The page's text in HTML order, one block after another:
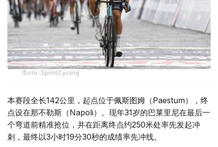
Фото: SprintCycling
本赛段全长142公里，起点位于佩斯图姆（Paestum），终
点设在那不勒斯（Napoli）。现年31岁的巴莱里尼在最后一
个弯道前精准抢位，并在距离终点约250米处率先发起冲
刺，最终以3小时19分30秒的成绩率先冲线。